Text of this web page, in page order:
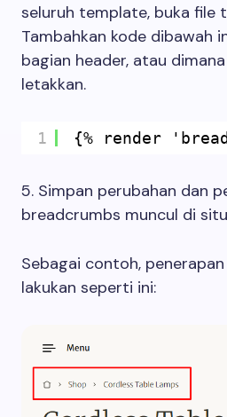
seluruh template, buka file
Tambahkan kode dibawah
bagian header, atau
letakkan.
1 {% render
5. Simpan perubahan dan
breadcrumbs muncul di
Sebagai contoh,
lakukan seperti ini: